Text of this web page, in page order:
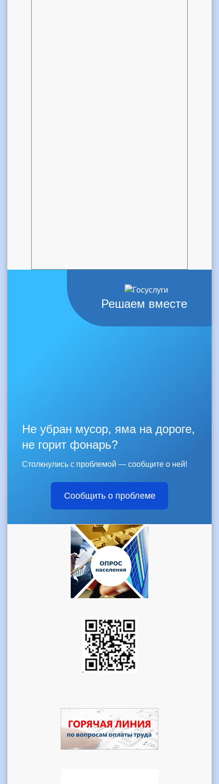
Решаем вместе
Не убран мусор, яма на дороге,
не горит фонарь?
Столкнулись с проблемой — сообщите о ней!
Сообщить о проблеме